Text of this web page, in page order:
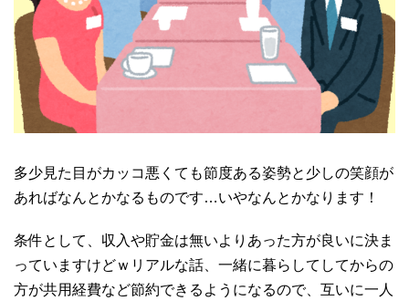
多少見た目がカッコ悪くても節度ある姿勢と少しの笑顔が
あればなんとかなるものです…いやなんとかなります！
条件として、収入や貯金は無いよりあった方が良いに決ま
っていますけどｗリアルな話、一緒に暮らしてしてからの
方が共用経費など節約できるようになるので、互いに一人